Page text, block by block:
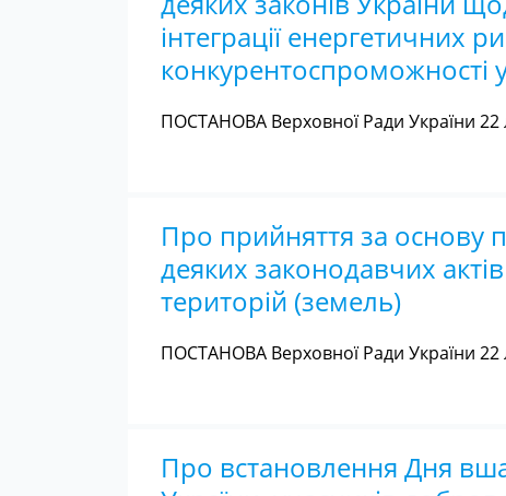
інтеграції енергетичних
конкурентоспроможності
ПОСТАНОВА Верховної Ради України
Про прийняття за основу
деяких законодавчих
територій (земель)
ПОСТАНОВА Верховної Ради України
Про встановлення Дня